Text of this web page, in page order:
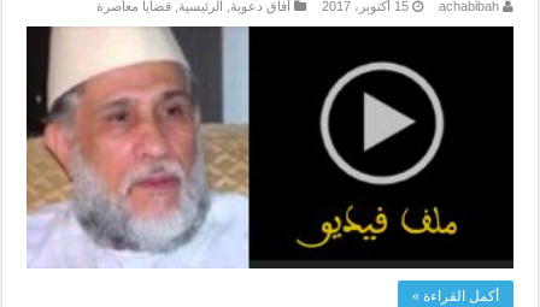
achabibah 15 أكتوبر، 2017 آفاق دعوية الرئيسية ,قضايا معاصرة
أكمل القراءة »